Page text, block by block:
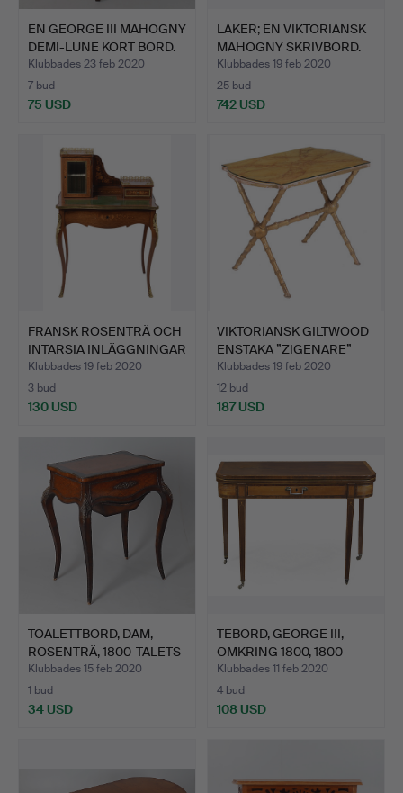
EN GEORGE III MAHOGNY
DEMI-LUNE KORT BORD.
Klubbades 23 feb 2020
7 bud
75 USD
LÄKER; EN VIKTORIANSK
MAHOGNY SKRIVBORD.
Klubbades 19 feb 2020
25 bud
742 USD
FRANSK ROSENTRÄ OCH
INTARSIA INLÄGGNINGAR
…
Klubbades 19 feb 2020
3 bud
130 USD
VIKTORIANSK GILTWOOD
ENSTAKA ”ZIGENARE”
BO…
Klubbades 19 feb 2020
12 bud
187 USD
TOALETTBORD, DAM,
ROSENTRÄ, 1800-TALETS
SL…
Klubbades 15 feb 2020
1 bud
34 USD
TEBORD, GEORGE III,
OMKRING 1800, 1800-
TAL…
Klubbades 11 feb 2020
4 bud
108 USD